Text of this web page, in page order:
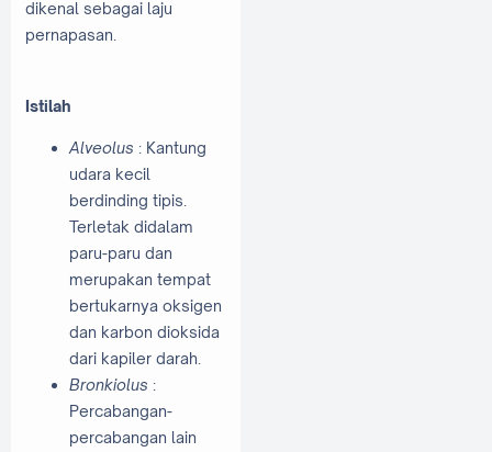
dikenal sebagai laju
pernapasan.
Istilah
Alveolus : Kantung
udara kecil
berdinding tipis.
Terletak didalam
paru-paru dan
merupakan tempat
bertukarnya oksigen
dan karbon dioksida
dari kapiler darah.
Bronkiolus :
Percabangan-
percabangan lain